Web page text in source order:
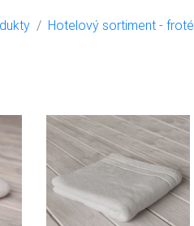
Hotelový sortiment - froté